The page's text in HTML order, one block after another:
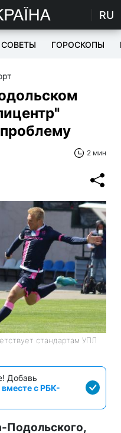
RU
СОВЕТЫ ГОРОСКОПЫ
2 мин
стандартам УПЛ
Добавь
вместе с РБК-
Подольского,